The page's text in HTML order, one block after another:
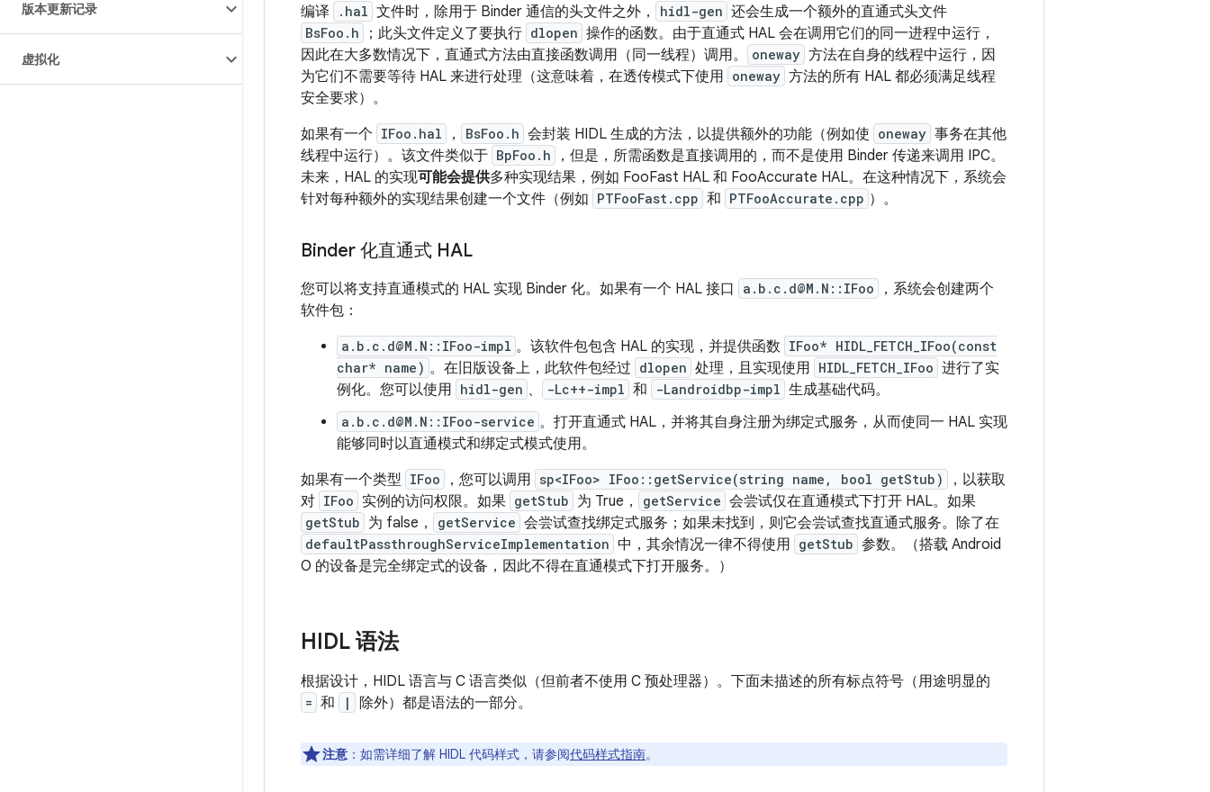
版本更新记录
虚拟化
编译 .hal 文件时，除用于 Binder 通信的头文件之外， hidl-gen 还会生成一个额外的直通式头文件
BsFoo.h ；此头文件定义了要执行 dlopen 操作的函数。由于直通式 HAL 会在调用它们的同一进程中运行，
因此在大多数情况下，直通式方法由直接函数调用（同一线程）调用。
oneway 方法在自身的线程中运行，因
为它们不需要等待 HAL 来进行处理（这意味着，在透传模式下使用 oneway 方法的所有 HAL 都必须满足线程
安全要求）。
如果有一个 IFoo.hal ， BsFoo.h 会封装 HIDL 生成的方法，以提供额外的功能（例如使 oneway 事务在其他
线程中运行）。该文件类似于 BpFoo.h
，但是，所需函数是直接调用的，而不是使用 Binder 传递来调用 IPC。
未来，HAL 的实现可能会提供多种实现结果，例如 FooFast HAL 和 FooAccurate HAL。在这种情况下，系统会
针对每种额外的实现结果创建一个文件（例如 PTFooFast.cpp 和 PTFooAccurate.cpp ）。
Binder 化直通式 HAL
您可以将支持直通模式的 HAL 实现 Binder 化。如果有一个 HAL 接口 a.b.c.d@M.N::IFoo
，系统会创建两个
软件包：
a.b.c.d@M.N::IFoo-impl 。该软件包包含 HAL 的实现，并提供函数 IFoo* HIDL_FETCH_IFoo(const
char* name) 。在旧版设备上，此软件包经过 dlopen 处理，且实现使用 HIDL_FETCH_IFoo 进行了实
例化。您可以使用 hidl-gen 、 -Lc++-impl 和 -Landroidbp-impl 生成基础代码。
a.b.c.d@M.N::IFoo-service 。打开直通式 HAL，并将其自身注册为绑定式服务，从而使同一 HAL 实现
能够同时以直通模式和绑定式模式使用。
如果有一个类型 IFoo ，您可以调用 sp<IFoo> IFoo::getService(string name, bool getStub)
，以获取
对 IFoo 实例的访问权限。如果 getStub 为 True， getService 会尝试仅在直通模式下打开 HAL。如果
getStub 为 false， getService 会尝试查找绑定式服务；如果未找到，则它会尝试查找直通式服务。除了在
defaultPassthroughServiceImplementation 中，其余情况一律不得使用 getStub 参数。（搭载 Android
O 的设备是完全绑定式的设备，因此不得在直通模式下打开服务。）
HIDL 语法
根据设计，HIDL 语言与 C 语言类似（但前者不使用 C 预处理器）。下面未描述的所有标点符号（用途明显的
= 和 | 除外）都是语法的一部分。
注意 ：如需详细了解 HIDL 代码样式，请参阅代码样式指南。